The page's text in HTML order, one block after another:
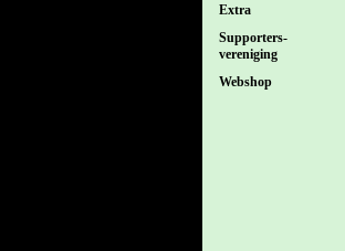
Extra
Supporters-
vereniging
Webshop